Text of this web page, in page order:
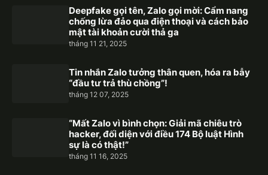
Deepfake gọi tên, Zalo gọi mời: Cẩm nang
chống lừa đảo qua điện thoại và cách bảo
mật tài khoản cười thả ga
tháng 11 21, 2025
Tin nhắn Zalo tưởng thân quen, hóa ra bẫy
“đầu tư trả thù chồng”!
tháng 12 07, 2025
“Mất Zalo vì bình chọn: Giải mã chiêu trò
hacker, đối diện với điều 174 Bộ luật Hình
sự là có thật!”
tháng 11 16, 2025